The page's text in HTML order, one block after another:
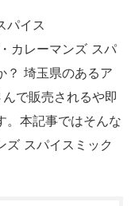
パイス
カレーマンズ スパ
？ 埼玉県のあるア
で販売されるや即
。本記事ではそんな
ズ スパイスミック